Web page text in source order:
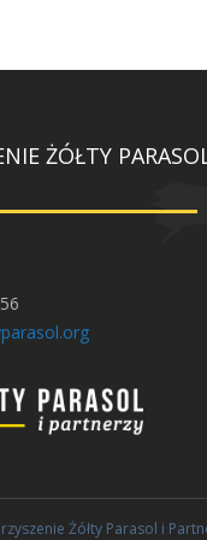
ŻÓŁTY
Żółty Parasol i